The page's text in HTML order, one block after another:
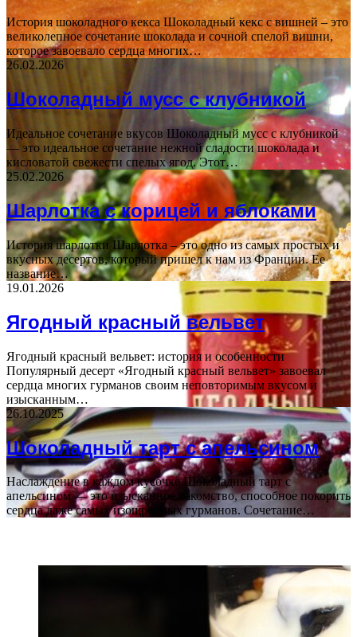
История шоколадного кекса Шоколадный кекс с вишней – это
великолепное сочетание шоколада и сочной спелой вишни,
которое завоевало сердца многих…
26.02.2026
Шоколадный мусс с клубникой
Идеальное сочетание вкусов Шоколадный мусс с клубникой
— это идеальное сочетание нежной сладости шоколада и
кисловатой свежести спелых ягод. Этот…
25.02.2026
Шарлотка с корицей и яблоками
История шарлотки Шарлотка – это одно из самых простых и
вкусных десертов, который пришел к нам из Франции. Ее
название…
19.01.2026
Ягодный красный вельвет
Ягодный красный вельвет: история и особенности
Популярный десерт «Ягодный красный вельвет» завоевал
сердца многих гурманов своим неповторимым вкусом и
изысканным…
26.10.2025
Шоколадный тарт с апельсином
Наслаждение в каждом кусочке Шоколадный тарт с
апельсином — это изысканное лакомство, способное покорить
сердца даже самых изощренных гурманов. Сочетание…